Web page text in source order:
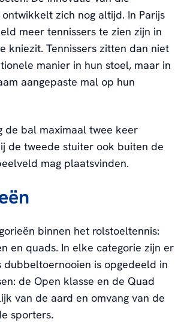
zich nog altijd. In Parijs
meer tennissers te zien zijn in
kniezit. Tennissers zitten dan niet
manier in hun stoel, maar in
aangepaste mal op hun
de bal maximaal twee keer
de tweede stuiter ook buiten de
mag plaatsvinden.
binnen het rolstoeltennis:
en quads. In elke categorie zijn er
dubbeltoernooien is opgedeeld in
de Open klasse en de Quad
van de aard en omvang van de
sporters.